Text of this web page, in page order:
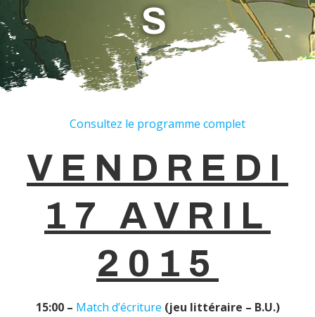
S
Consultez le programme complet
VENDREDI
17 AVRIL
2015
15:00 – Match d’écriture (jeu littéraire – B.U.)